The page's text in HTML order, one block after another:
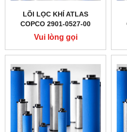
LÕI LỌC KHÍ ATLAS
COPCO 2901-0527-00
Vui lòng gọi